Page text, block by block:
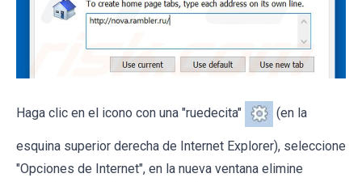
Haga clic en el icono con una "ruedecita" (en la
esquina superior derecha de Internet Explorer), seleccione
"Opciones de Internet", en la nueva ventana elimine